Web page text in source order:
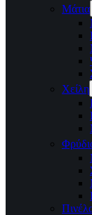
Μάτια
Χείλη